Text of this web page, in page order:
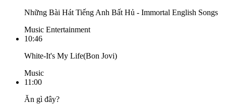
Những Bài Hát Tiếng Anh Bất Hủ - Immortal English Songs
Music Entertainment
10:46
White-It's My Life(Bon Jovi)
Music
11:00
Ăn gì đây?